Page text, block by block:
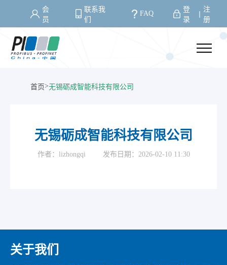
会
员
联系我
们
FAQ
登
录
注
册
首页>无锡砺成智能科技有限公司
无锡砺成智能科技有限公司
作者：lizhongqi 发布日期：2026-02-10 11:30
关于我们